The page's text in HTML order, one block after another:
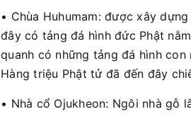
• Chùa Huhumam: được xây
đây có tảng đá hình đức Phật
quanh có những tảng đá hình
Hàng triệu Phật tử đã đến đây
• Nhà cổ Ojukheon: Ngôi nhà gỗ